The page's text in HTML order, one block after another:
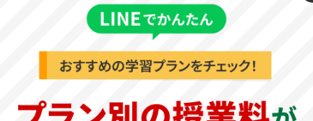
公正な社会観と倫理観の涵養をめざし、徹底した少数教育
を通じて実力と創造力をそなえた有能な社会人を育成する
引用元：商学部｜中央学院大学